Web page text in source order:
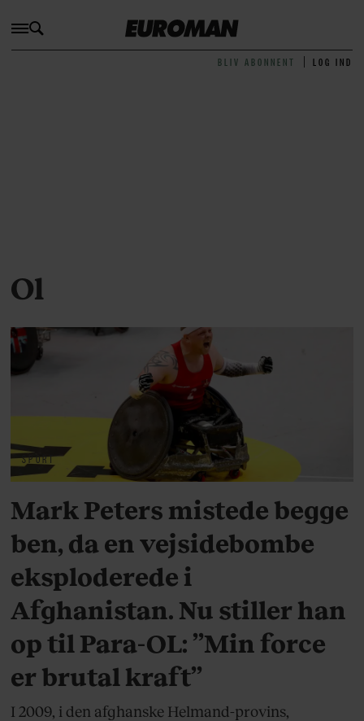
BLIV ABONNENT LOG IND
Ol
SPORT
Mark Peters mistede begge
ben, da en vejsidebombe
eksploderede i
Afghanistan. Nu stiller han
op til Para-OL: ”Min force
er brutal kraft”
I 2009, i den afghanske Helmand-provins,